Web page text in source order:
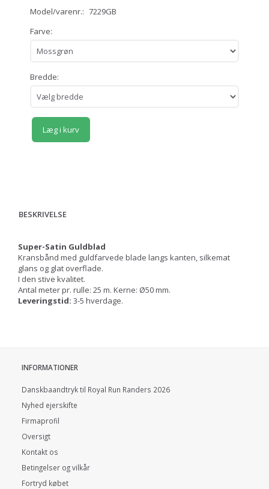
Model/varenr.: 7229GB
Farve:
Bredde:
Læg i kurv
BESKRIVELSE
Super-Satin Guldblad
Kransbånd med guldfarvede blade langs kanten, silkemat
glans og glat overflade.
I den stive kvalitet.
Antal meter pr. rulle: 25 m. Kerne: Ø50 mm.
Leveringstid: 3-5 hverdage.
INFORMATIONER
Danskbaandtryk til Royal Run Randers 2026
Nyhed ejerskifte
Firmaprofil
Oversigt
Kontakt os
Betingelser og vilkår
Fortryd købet